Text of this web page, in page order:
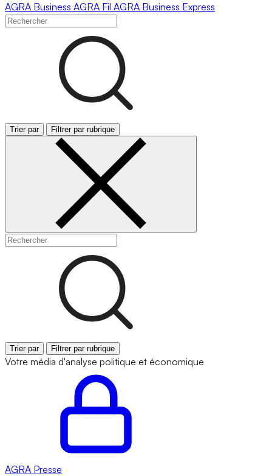
AGRA Business AGRA Fil AGRA Business Express
Trier par Filtrer par rubrique
Trier par Filtrer par rubrique
Votre média d'analyse politique et économique
AGRA Presse